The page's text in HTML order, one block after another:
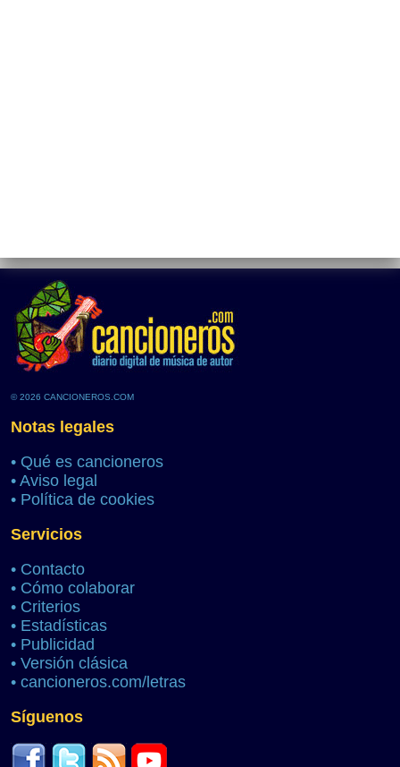
© 2026 CANCIONEROS.COM
Notas legales
• Qué es cancioneros
• Aviso legal
• Política de cookies
Servicios
• Contacto
• Cómo colaborar
• Criterios
• Estadísticas
• Publicidad
• Versión clásica
• cancioneros.com/letras
Síguenos